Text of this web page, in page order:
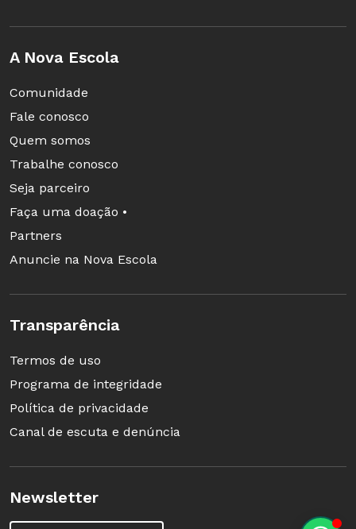
A Nova Escola
Comunidade
Fale conosco
Quem somos
Trabalhe conosco
Seja parceiro
Faça uma doação •
Partners
Anuncie na Nova Escola
Transparência
Termos de uso
Programa de integridade
Política de privacidade
Canal de escuta e denúncia
Newsletter